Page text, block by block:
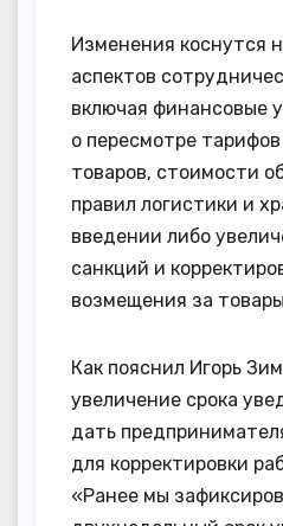
Изменения коснутся
аспектов
включая финансовые
о пересмотре
товаров, стоимости
правил логистики и
введении либо
санкций и
возмещения за
Как пояснил Игорь
увеличение срока
дать
для корректировки
«Ранее мы